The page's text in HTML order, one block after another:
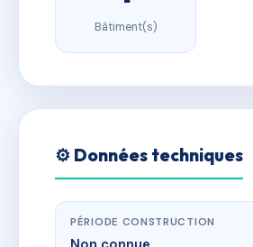
Bâtiment(s)
⚙️ Données techniques
PÉRIODE CONSTRUCTION